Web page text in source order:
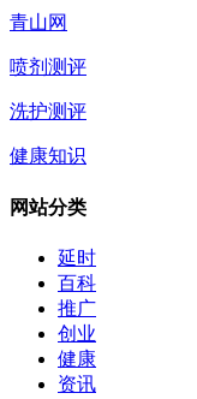
青山网
喷剂测评
洗护测评
健康知识
网站分类
延时
百科
推广
创业
健康
资讯